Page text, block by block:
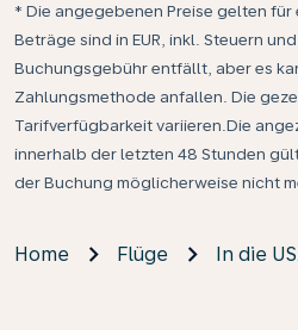
* Die angegebenen Preise gelten für
Beträge sind in EUR, inkl. Steuern
Buchungsgebühr entfällt, aber es
Zahlungsmethode anfallen. Die
Tarifverfügbarkeit variieren.Die
innerhalb der letzten 48 Stunden
der Buchung möglicherweise nicht
Home Flüge In die